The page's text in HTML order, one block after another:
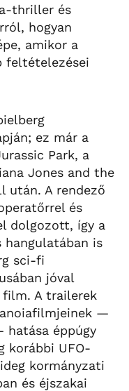
thriller és
hogyan
amikor a
feltételezései
ez már a
Park, a
Jones and the
után. A rendező
és
dolgozott, így a
hangulatában is
sci-fi
jóval
A trailerek
—
hatása éppúgy
korábbi UFO-
kormányzati
és éjszakai